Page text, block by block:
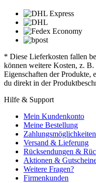
* Diese Lieferkosten fallen
können weitere Kosten, z.
Eigenschaften der Produkte,
du direkt in der
Hilfe & Support
Mein Kundenkonto
Meine Bestellung
Zahlungsmöglichkeiten
Versand & Lieferung
Rücksendungen &
Aktionen &
Weitere Fragen?
Firmenkunden